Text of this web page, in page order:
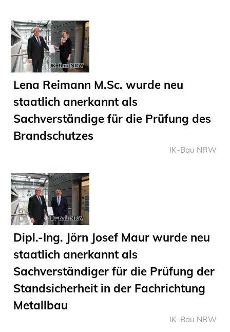
Anträge, Anzeigen, Formulare
Fortbildung/Seminare
Informationen für Ingenieurinnen
Recht
Planungswettbewerbe
Publikationen
Stellenbörse
Staatlich anerkannte Sachverständige
Sachverständige
Prüfsachverständige
Qualifizierte Tragwerksplaner/-innen
Bauvorlageberechtigte
Sachkundige für Zustands- und
Funktionsprüfung privater
Abwasserleitungen
Vereinbarungen mit
Ingenieurkammern
Büronachfolge
Lena Reimann M.Sc. wurde neu
staatlich anerkannt als
Sachverständige für die Prüfung des
Brandschutzes
IK-Bau NRW
Dipl.-Ing. Jörn Josef Maur wurde neu
staatlich anerkannt als
Sachverständiger für die Prüfung der
Standsicherheit in der Fachrichtung
Metallbau
IK-Bau NRW